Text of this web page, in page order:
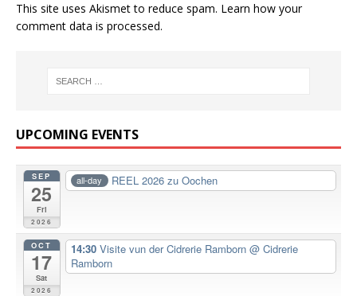
This site uses Akismet to reduce spam. Learn how your
comment data is processed.
UPCOMING EVENTS
SEP
25
Fri
2026
all-day REEL 2026 zu Oochen
OCT
17
Sat
2026
14:30 Visite vun der Cidrerie Ramborn @ Cidrerie
Ramborn